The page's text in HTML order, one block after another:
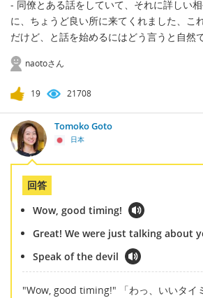
- 同僚とある話をしていて、それに詳しい
に、ちょうど良い所に来てくれました、こ
だけど、と話を始めるにはどう言うと自然
naotoさん
19 21708
Tomoko Goto
日本
回答
Wow, good timing!
Great! We were just talking about
Speak of the devil
"Wow, good timing!" 「わっ、いいタイ